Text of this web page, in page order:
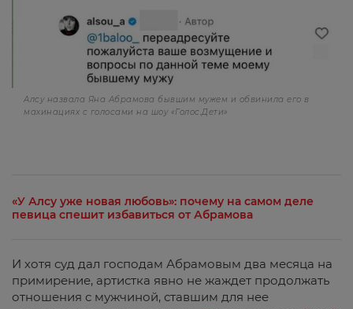
Алсу назвала Яна Абрамова бывшим мужем и обвинила его в
махинациях с голосами на шоу «Голос.Дети»
«У Алсу уже новая любовь»: почему на самом деле
певица спешит избавиться от Абрамова
И хотя суд дал господам Абрамовым два месяца на
примирение, артистка явно не жаждет продолжать
отношения с мужчиной, ставшим для нее